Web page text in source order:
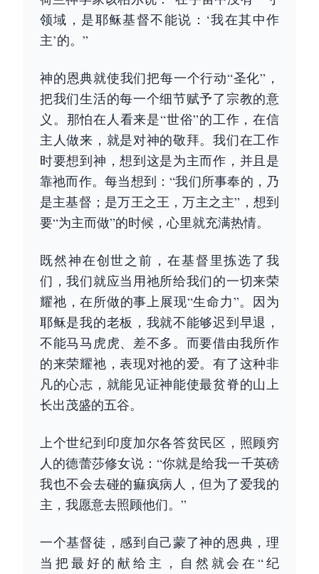
领域，是耶稣基督不能说：‘我在其中作
主’的。”
神的恩典就使我们把每一个行动“圣化”，
把我们生活的每一个细节赋予了宗教的意
义。那怕在人看来是“世俗”的工作，在信
主人做来，就是对神的敬拜。我们在工作
时要想到神，想到这是为主而作，并且是
靠祂而作。每当想到：“我们所事奉的，乃
是主基督；是万王之王，万主之主”，想到
要“为主而做”的时候，心里就充满热情。
既然神在创世之前，在基督里拣选了我
们，我们就应当用祂所给我们的一切来荣
耀祂，在所做的事上展现“生命力”。因为
耶稣是我的老板，我就不能够迟到早退，
不能马马虎虎、差不多。而要借由我所作
的来荣耀祂，表现对祂的爱。有了这种非
凡的心志，就能见证神能使最贫脊的山上
长出茂盛的五谷。
上个世纪到印度加尔各答贫民区，照顾穷
人的德蕾莎修女说：“你就是给我一千英磅
我也不会去碰的痲疯病人，但为了爱我的
主，我愿意去照顾他们。”
一个基督徒，感到自己蒙了神的恩典，理
当把最好的献给主，自然就会在“纪